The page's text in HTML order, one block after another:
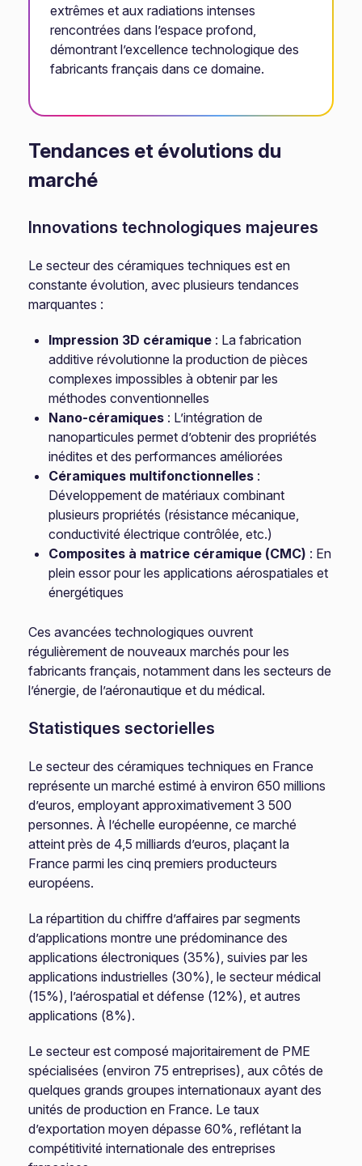
extrêmes et aux radiations intenses
rencontrées dans l’espace profond,
démontrant l’excellence technologique des
fabricants français dans ce domaine.
Tendances et évolutions du
marché
Innovations technologiques majeures
Le secteur des céramiques techniques est en
constante évolution, avec plusieurs tendances
marquantes :
Impression 3D céramique : La fabrication
additive révolutionne la production de pièces
complexes impossibles à obtenir par les
méthodes conventionnelles
Nano-céramiques : L’intégration de
nanoparticules permet d’obtenir des propriétés
inédites et des performances améliorées
Céramiques multifonctionnelles :
Développement de matériaux combinant
plusieurs propriétés (résistance mécanique,
conductivité électrique contrôlée, etc.)
Composites à matrice céramique (CMC) : En
plein essor pour les applications aérospatiales et
énergétiques
Ces avancées technologiques ouvrent
régulièrement de nouveaux marchés pour les
fabricants français, notamment dans les secteurs de
l’énergie, de l’aéronautique et du médical.
Statistiques sectorielles
Le secteur des céramiques techniques en France
représente un marché estimé à environ 650 millions
d’euros, employant approximativement 3 500
personnes. À l’échelle européenne, ce marché
atteint près de 4,5 milliards d’euros, plaçant la
France parmi les cinq premiers producteurs
européens.
La répartition du chiffre d’affaires par segments
d’applications montre une prédominance des
applications électroniques (35%), suivies par les
applications industrielles (30%), le secteur médical
(15%), l’aérospatial et défense (12%), et autres
applications (8%).
Le secteur est composé majoritairement de PME
spécialisées (environ 75 entreprises), aux côtés de
quelques grands groupes internationaux ayant des
unités de production en France. Le taux
d’exportation moyen dépasse 60%, reflétant la
compétitivité internationale des entreprises